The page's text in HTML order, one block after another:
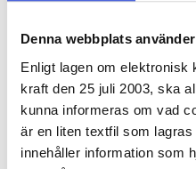
Denna webbplats
Enligt lagen om elektronisk
kraft den 25 juli 2003, ska
kunna informeras om vad
är en liten textfil som
innehåller information som
I lager 62st
- +
Informationsställ(44)